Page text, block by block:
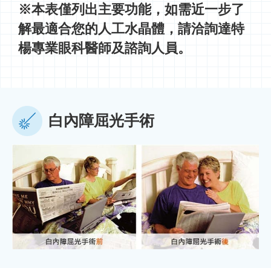
※本表僅列出主要功能，如需近一步了
解最適合您的人工水晶體，請洽詢達特
楊專業眼科醫師及諮詢人員。
白內障屈光手術